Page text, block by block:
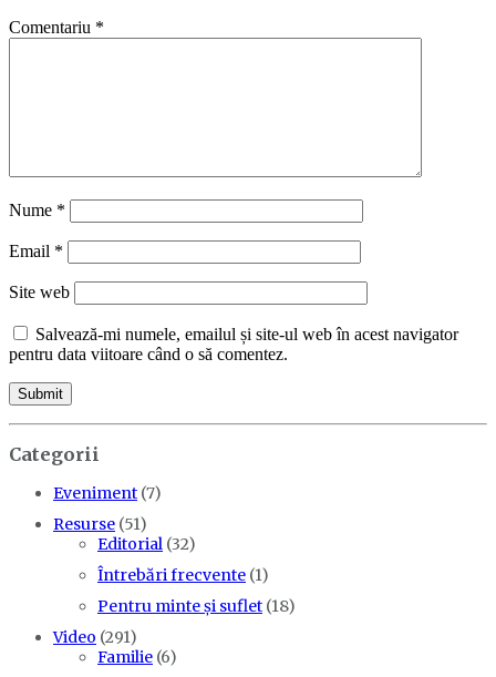
Comentariu *
Nume *
Email *
Site web
Salvează-mi numele, emailul și site-ul web în acest navigator
pentru data viitoare când o să comentez.
Categorii
Eveniment (7)
Resurse (51)
Editorial (32)
Întrebări frecvente (1)
Pentru minte și suflet (18)
Video (291)
Familie (6)